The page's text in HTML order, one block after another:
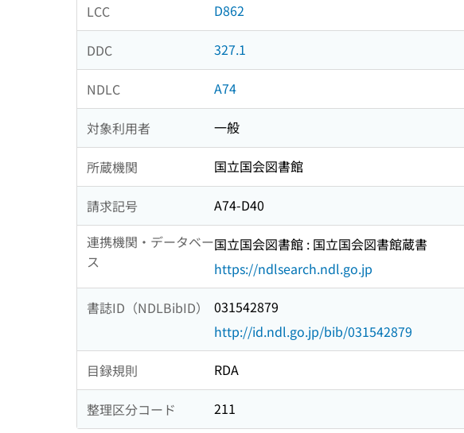
LCC D862
DDC 327.1
NDLC A74
対象利用者 一般
所蔵機関 国立国会図書館
請求記号
A74-D40
連携機関・データベー
ス
国立国会図書館 : 国立国会図書館蔵書
https://ndlsearch.ndl.go.jp
書誌ID（NDLBibID）
031542879
http://id.ndl.go.jp/bib/031542879
目録規則 RDA
整理区分コード 211